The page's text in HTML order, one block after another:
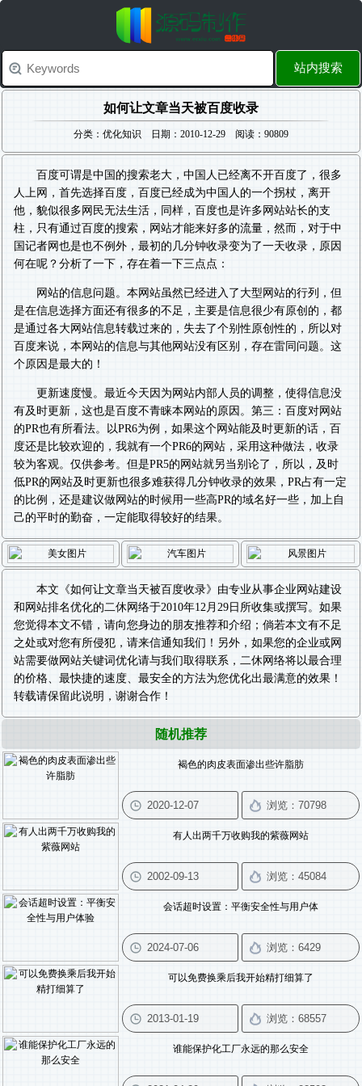
站内搜索
如何让文章当天被百度收录
分类：优化知识 日期：2010-12-29 阅读：90809
百度可谓是中国的搜索老大，中国人已经离不开百度了，很多
人上网，首先选择百度，百度已经成为中国人的一个拐杖，离开
他，貌似很多网民无法生活，同样，百度也是许多网站站长的支
柱，只有通过百度的搜索，网站才能来好多的流量，然而，对于中
国记者网也是也不例外，最初的几分钟收录变为了一天收录，原因
何在呢？分析了一下，存在着一下三点点：
网站的信息问题。本网站虽然已经进入了大型网站的行列，但
是在信息选择方面还有很多的不足，主要是信息很少有原创的，都
是通过各大网站信息转载过来的，失去了个别性原创性的，所以对
百度来说，本网站的信息与其他网站没有区别，存在雷同问题。这
个原因是最大的！
更新速度慢。最近今天因为网站内部人员的调整，使得信息没
有及时更新，这也是百度不青睐本网站的原因。第三：百度对网站
的PR也有所看法。以PR6为例，如果这个网站能及时更新的话，百
度还是比较欢迎的，我就有一个PR6的网站，采用这种做法，收录
较为客观。仅供参考。但是PR5的网站就另当别论了，所以，及时
低PR的网站及时更新也很多难获得几分钟收录的效果，PR占有一定
的比例，还是建议做网站的时候用一些高PR的域名好一些，加上自
己的平时的勤奋，一定能取得较好的结果。
本文《如何让文章当天被百度收录》由专业从事企业网站建设
和 网站排名优化的二休网络于2010年12月29日所收集或撰写。如果
您觉得本文不错，请向您身边的朋友推荐和介绍；倘若本文有不足
之处或对您有所侵犯，请来信通知我们！另外，如果您的企业或网
站需要做网站关键词优化请与我们取得联系，二休网络将以最合理
的价格、最快捷的速度、最安全的方法为您优化出最满意的效果！
转载请保留此说明，谢谢合作！
随机推荐
褐色的肉皮表面渗出些许脂肪
有人出两千万收购我的紫薇网站
会话超时设置：平衡安全性与用户体
可以免费换乘后我开始精打细算了
谁能保护化工厂永远的那么安全